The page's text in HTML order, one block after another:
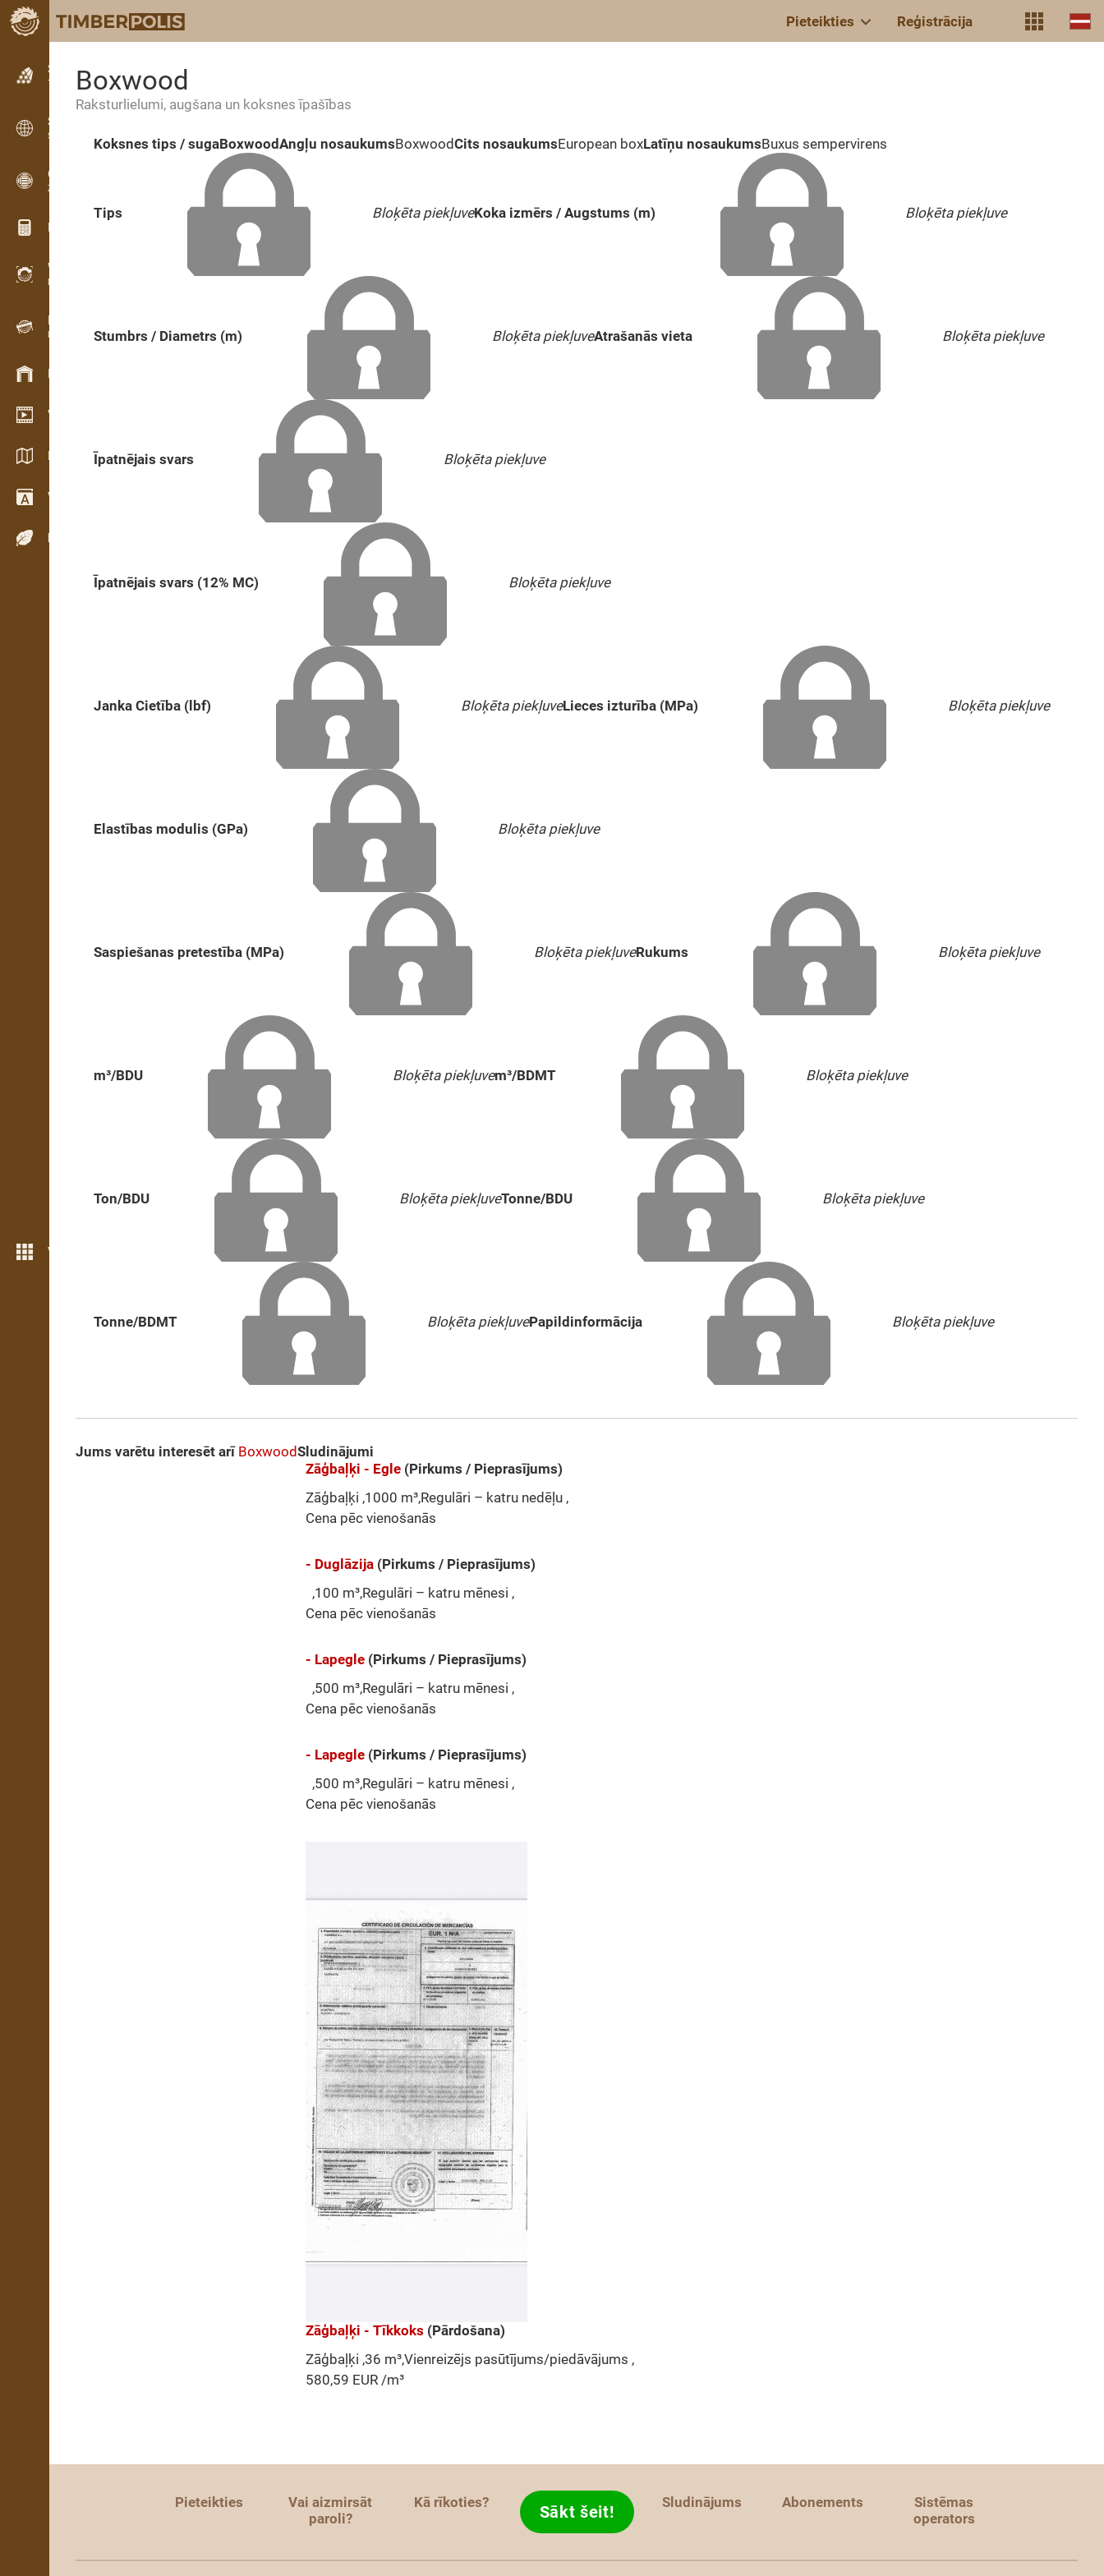
Pieteikties Reģistrācija
Sludinājumi
Teksta sludinājumi
Sludinājumi
Starptautiskie sludinājumi
OPTI-TIMB
Zāģēšanas shēmas
Koksnes kalkulatori
WoodProfi
Koksnes tilpums ar AI
Datu reģistrators
Koksnes uzskaite uz vietas
Krājumu vadība
Video telpa
Katalogi / Brošūras
Vārdnīca
Koku sugas
Vairāk iezīmju
Boxwood
Raksturlielumi, augšana un koksnes īpašības
Koksnes tips / sugaBoxwoodAngļu nosaukumsBoxwoodCits nosaukumsEuropean boxLatīņu nosaukumsBuxus sempervirens
Tips Bloķēta piekļuveKoka izmērs / Augstums (m) Bloķēta piekļuve
Stumbrs / Diametrs (m) Bloķēta piekļuveAtrašanās vieta Bloķēta piekļuve
Īpatnējais svars Bloķēta piekļuve
Īpatnējais svars (12% MC) Bloķēta piekļuve
Janka Cietība (lbf) Bloķēta piekļuveLieces izturība (MPa) Bloķēta piekļuve
Elastības modulis (GPa) Bloķēta piekļuve
Saspiešanas pretestība (MPa) Bloķēta piekļuveRukums Bloķēta piekļuve
m³/BDU Bloķēta piekļuvem³/BDMT Bloķēta piekļuve
Ton/BDU Bloķēta piekļuveTonne/BDU Bloķēta piekļuve
Tonne/BDMT Bloķēta piekļuvePapildinformācija Bloķēta piekļuve
Jums varētu interesēt arī BoxwoodSludinājumi
Zāģbaļķi - Egle (Pirkums / Pieprasījums)
Zāģbaļķi ,1000 m³,Regulāri – katru nedēļu ,
Cena pēc vienošanās
- Duglāzija (Pirkums / Pieprasījums)
,100 m³,Regulāri – katru mēnesi ,
Cena pēc vienošanās
- Lapegle (Pirkums / Pieprasījums)
,500 m³,Regulāri – katru mēnesi ,
Cena pēc vienošanās
- Lapegle (Pirkums / Pieprasījums)
,500 m³,Regulāri – katru mēnesi ,
Cena pēc vienošanās
Zāģbaļķi - Tīkkoks (Pārdošana)
Zāģbaļķi ,36 m³,Vienreizējs pasūtījums/piedāvājums ,
580,59 EUR /m³
Pieteikties
Vai aizmirsāt
paroli?
Kā rīkoties? Sākt šeit! Sludinājums Abonements
Sistēmas
operators